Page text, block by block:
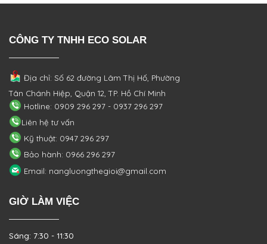
CÔNG TY TNHH ECO SOLAR
Địa chỉ: Số 62 đường Lâm Thị Hố, Phường
Tân Chánh Hiệp, Quận 12, TP. Hồ Chí Minh
Hotline: 0909 296 297 - 0937 296 297
Liên hệ tư vấn
Kỹ thuật: 0947 296 297
Bảo hành: 0966 296 297
Email: nangluongthegioi@gmail.com
GIỜ LÀM VIỆC
Sáng: 7:30 - 11:30